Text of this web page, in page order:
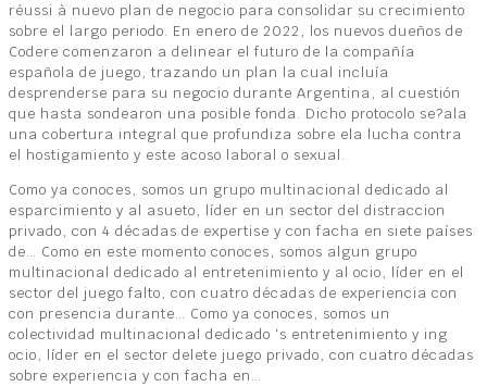
réussi à nuevo plan de negocio para consolidar su crecimiento
sobre el largo periodo. En enero de 2022, los nuevos dueños de
Codere comenzaron a delinear el futuro de la compañía
española de juego, trazando un plan la cual incluía
desprenderse para su negocio durante Argentina, al cuestión
que hasta sondearon una posible fonda. Dicho protocolo se?ala
una cobertura integral que profundiza sobre ela lucha contra
el hostigamiento y este acoso laboral o sexual.
Como ya conoces, somos un grupo multinacional dedicado al
esparcimiento y al asueto, líder en un sector del distraccion
privado, con 4 décadas de expertise y con facha en siete países
de… Como en este momento conoces, somos algun grupo
multinacional dedicado al entretenimiento y al ocio, líder en el
sector del juego falto, con cuatro décadas de experiencia con
con presencia durante… Como ya conoces, somos un
colectividad multinacional dedicado ‘s entretenimiento y ing
ocio, líder en el sector delete juego privado, con cuatro décadas
sobre experiencia y con facha en…